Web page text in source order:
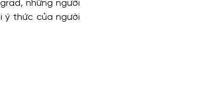
những người
ý thức của người